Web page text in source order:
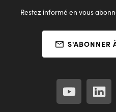
Restez informé en vous
S'ABONNER